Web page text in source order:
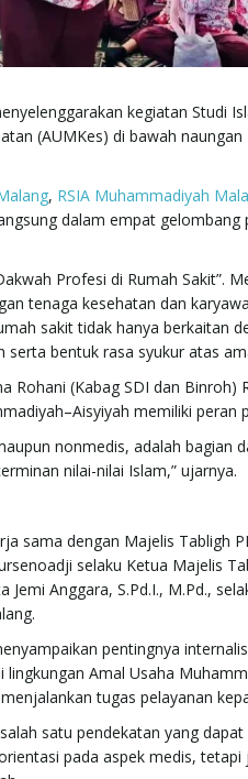
kegiatan Studi
(AUMKes) di bawah
, RSIA Muhammadiyah
dalam empat
Profesi di Rumah Sakit”.
tenaga kesehatan dan
sakit tidak hanya berkaitan
bentuk rasa syukur atas
Rohani (Kabag SDI dan Binroh)
memiliki peran
nonmedis, adalah bagian
nilai-nilai Islam,” ujarnya.
sama dengan Majelis Tabligh
selaku Ketua Majelis
Anggara, S.Pd.I., M.Pd.,
pentingnya
Amal Usaha
tugas pelayanan
satu pendekatan yang
pada aspek medis,